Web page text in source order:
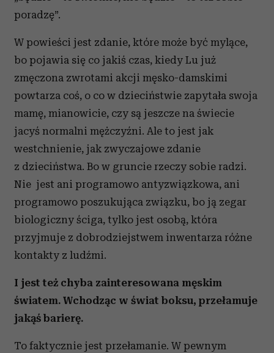
Partnerzy mogą połączyć te informacje z innymi danymi
korzystania z ich usług.
poradzę”.
W powieści jest zdanie, które może być mylące,
bo pojawia się co jakiś czas, kiedy Lu już
zmęczona zwrotami akcji męsko-damskimi
powtarza coś, o co w dzieciństwie zapytała swoja
mamę, mianowicie, czy są jeszcze na świecie
jacyś normalni mężczyźni. Ale to jest jak
westchnienie, jak zwyczajowe zdanie
z dzieciństwa. Bo w gruncie rzeczy sobie radzi.
Nie jest ani programowo antyzwiązkowa, ani
programowo poszukująca związku, bo ją zegar
biologiczny ściga, tylko jest osobą, która
przyjmuje z dobrodziejstwem inwentarza różne
kontakty z ludźmi.
I jest też chyba zainteresowana męskim
światem. Wchodząc w świat boksu, przełamuje
jakąś barierę.
To faktycznie jest przełamanie. W pewnym